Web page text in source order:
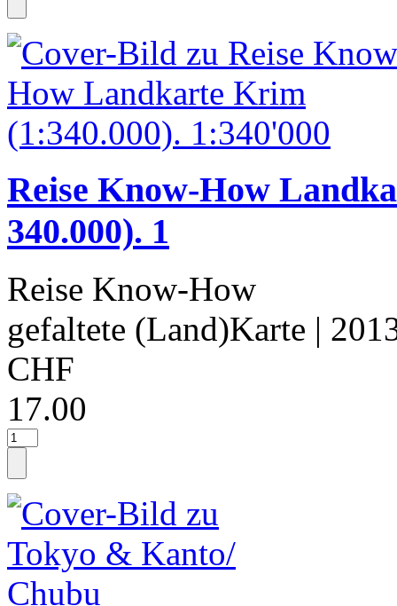
Reise Know-How
340.000). 1
Reise Know-How
gefaltete (Land)Karte |
CHF
17.00